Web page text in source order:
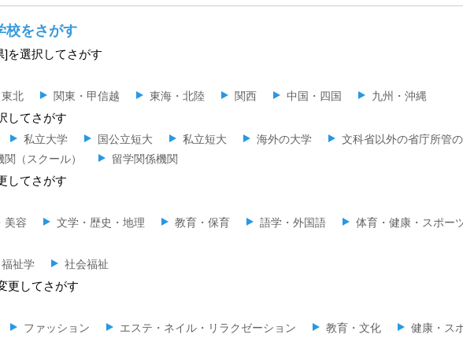
校をさがす
]を選択してさがす
東北 関東・甲信越 東海・北陸 関西 中国・四国 九州・沖縄
してさがす
私立大学 国公立短大 私立短大 海外の大学 文科省以外の省庁所管
（スクール）
留学関係機関
してさがす
美容 文学・歴史・地理 教育・保育 語学・外国語 体育・健康・スポー
福祉学 社会福祉
更してさがす
ファッション エステ・ネイル・リラクゼーション 教育・文化 健康・ス